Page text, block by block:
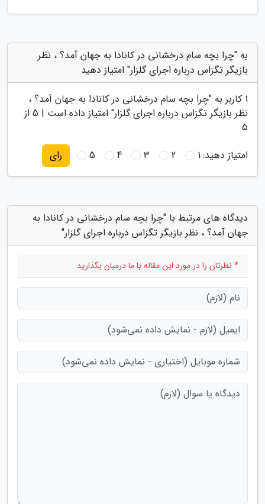
به "چرا بچه سام درخشانی در کانادا به جهان آمد؟ ، نظر
بازیگر تگزاس درباره اجرای گلزار" امتیاز دهید
1 کاربر به "چرا بچه سام درخشانی در کانادا به جهان آمد؟ ،
نظر بازیگر تگزاس درباره اجرای گلزار" امتیاز داده است | 5 از
5
امتیاز دهید:1
2
3
4
5 رای
دیدگاه های مرتبط با "چرا بچه سام درخشانی در کانادا به
جهان آمد؟ ، نظر بازیگر تگزاس درباره اجرای گلزار"
* نظرتان را در مورد این مقاله با ما درمیان بگذارید